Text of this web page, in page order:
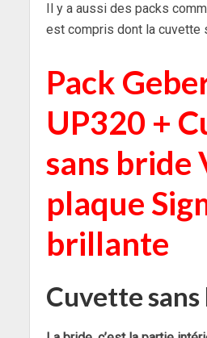
Il y a aussi des packs
est compris dont la cuvette
Pack
UP320 +
sans bride
plaque
brillante
Cuvette